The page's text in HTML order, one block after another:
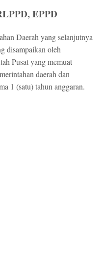
EPPD
Daerah yang selanjutnya
disampaikan oleh
Pusat yang memuat
daerah dan
1 (satu) tahun anggaran.